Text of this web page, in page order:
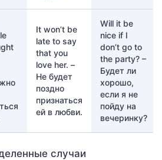
It won’t be
late to say
that you
love her. –
Не будет
поздно
признаться
ей в любви.
Will it be
nice if I
don’t go to
the party? –
Будет ли
хорошо,
если я не
пойду на
вечеринку?
случаи